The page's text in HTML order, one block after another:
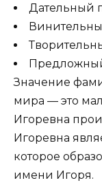
Дательный
Значение
мира — это
Игоревна
Игоревна
которое
имени Игоря.